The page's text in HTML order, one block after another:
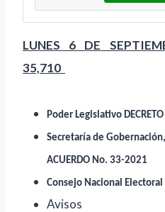
LUNES 6 DE
35,710
Poder Legislativo
Secretaría de
ACUERDO No. 33-2021
Consejo Nacional Electoral
Avisos